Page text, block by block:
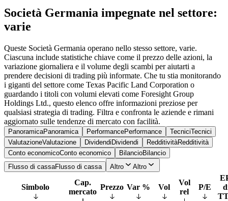
Società Germania impegnate nel settore:
varie
Queste Società Germania operano nello stesso settore, varie.
Ciascuna include statistiche chiave come il prezzo delle azioni, la
variazione giornaliera e il volume degli scambi per aiutarti a
prendere decisioni di trading più informate. Che tu stia monitorando
i giganti del settore come Texas Pacific Land Corporation o
guardando i titoli con volumi elevati come Foresight Group
Holdings Ltd., questo elenco offre informazioni preziose per
qualsiasi strategia di trading. Filtra e confronta le aziende e rimani
aggiornato sulle tendenze di mercato con facilità.
PanoramicaPanoramica PerformancePerformance TecniciTecnici
ValutazioneValutazione Dividendi Dividendi RedditivitàRedditività
Conto economicoConto economico BilancioBilancio
Flusso di cassaFlusso di cassa Altro Altro
Simbolo
Cap.
mercato
Prezzo Var % Vol
Vol
rel
P/E